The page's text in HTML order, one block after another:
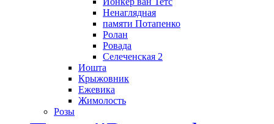
Ненаглядная
памяти Потапенко
Ролан
Ровада
Селеченская 2
Иошта
Крыжовник
Ежевика
Жимолость
Розы